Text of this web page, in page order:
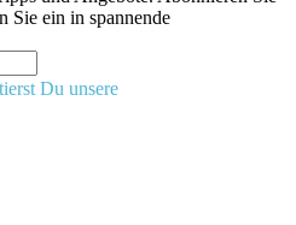
Sie ein in spannende
Du unsere